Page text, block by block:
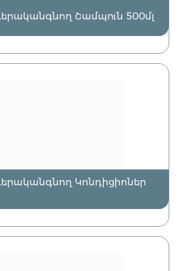
Շամպուն 500մլ
Կոնդիցիոներ